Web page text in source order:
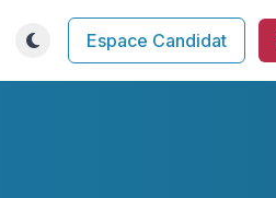
Espace Candidat